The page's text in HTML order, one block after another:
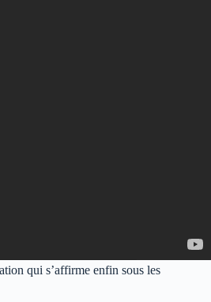
qui s’affirme enfin sous les